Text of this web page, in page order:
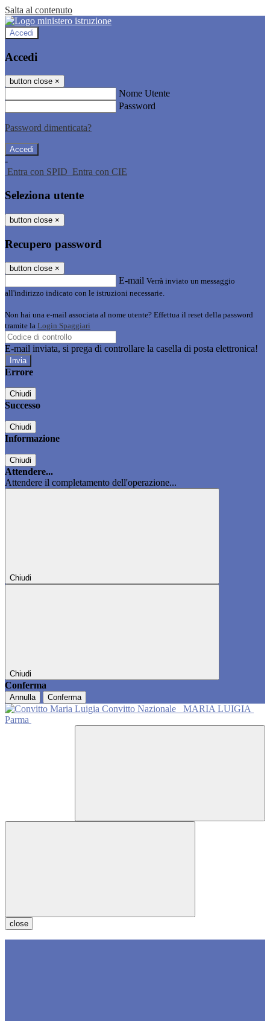
Salta al contenuto
Accedi
Accedi
button close ×
Nome Utente
Password
Password dimenticata?
-
Entra con SPID Entra con CIE
Seleziona utente
button close ×
Recupero password
button close ×
E-mail Verrà inviato un messaggio
all'indirizzo indicato con le istruzioni necessarie.
Non hai una e-mail associata al nome utente? Effettua il reset della password
tramite la Login Spaggiari
E-mail inviata, si prega di controllare la casella di posta elettronica!
Errore
Chiudi
Successo
Chiudi
Informazione
Chiudi
Attendere...
Attendere il completamento dell'operazione...
Chiudi
Chiudi
Conferma
Annulla Conferma
Convitto Nazionale
MARIA LUIGIA
Parma
close